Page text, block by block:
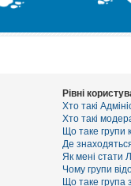
Рівні
Хто такі
Хто такі
Що таке групи
Де
Як мені стати
Чому групи
Що таке група